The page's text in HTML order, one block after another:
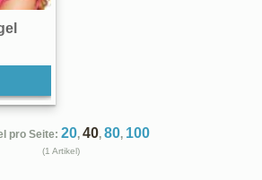
pro Seite: 20, 40, 80, 100
(1 Artikel)